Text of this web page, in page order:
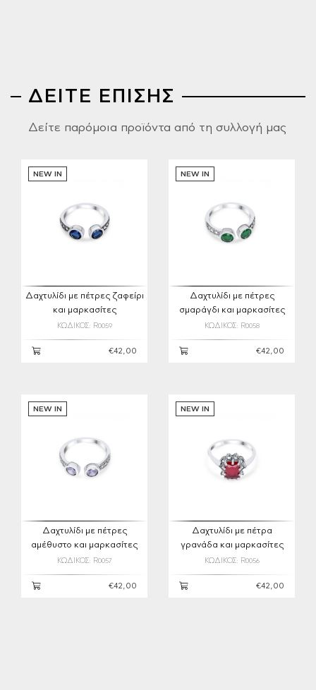
ΔΕΙΤΕ ΕΠΙΣΗΣ
Δείτε παρόμοια προϊόντα από τη συλλογή μας
NEW IN
Δαχτυλίδι με πέτρες ζαφείρι
και μαρκασίτες
ΚΩΔΙΚΟΣ: R0059
€42,00
NEW IN
Δαχτυλίδι με πέτρες
σμαράγδι και μαρκασίτες
ΚΩΔΙΚΟΣ: R0058
€42,00
NEW IN
Δαχτυλίδι με πέτρες
αμέθυστο και μαρκασίτες
ΚΩΔΙΚΟΣ: R0057
€42,00
NEW IN
Δαχτυλίδι με πέτρα
γρανάδα και μαρκασίτες
ΚΩΔΙΚΟΣ: R0056
€42,00